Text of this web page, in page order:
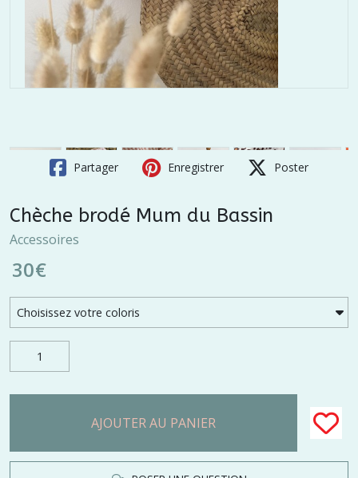
Partager Enregistrer Poster
Chèche brodé Mum du Bassin
Accessoires
30€
AJOUTER AU PANIER